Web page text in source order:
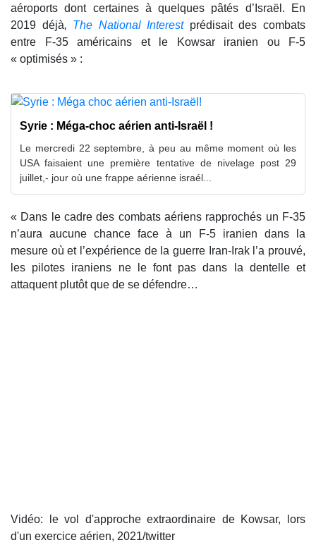
aéroports dont certaines à quelques pâtés d’Israël. En
2019 déjà, The National Interest prédisait des combats
entre F-35 américains et le Kowsar iranien ou F-5
« optimisés » :
Syrie : Méga-choc aérien anti-Israël !
Le mercredi 22 septembre, à peu au même moment où les
USA faisaient une première tentative de nivelage post 29
juillet,- jour où une frappe aérienne israél...
« Dans le cadre des combats aériens rapprochés un F-35
n’aura aucune chance face à un F-5 iranien dans la
mesure où et l’expérience de la guerre Iran-Irak l’a prouvé,
les pilotes iraniens ne le font pas dans la dentelle et
attaquent plutôt que de se défendre…
Vidéo: le vol d'approche extraordinaire de Kowsar, lors
d'un exercice aérien, 2021/twitter